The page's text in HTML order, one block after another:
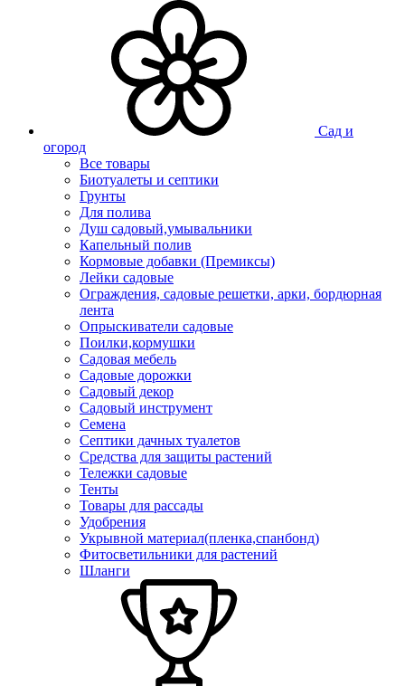
Сад и
огород
Все товары
Биотуалеты и септики
Грунты
Для полива
Душ садовый,умывальники
Капельный полив
Кормовые добавки (Премиксы)
Лейки садовые
Ограждения, садовые решетки, арки, бордюрная
лента
Опрыскиватели садовые
Поилки,кормушки
Садовая мебель
Садовые дорожки
Садовый декор
Садовый инструмент
Семена
Септики дачных туалетов
Средства для защиты растений
Тележки садовые
Тенты
Товары для рассады
Удобрения
Укрывной материал(пленка,спанбонд)
Фитосветильники для растений
Шланги